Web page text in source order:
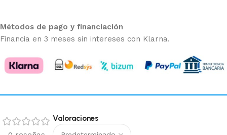
Métodos de pago y financiación
Financia en 3 meses sin intereses con Klarna.
Valoraciones